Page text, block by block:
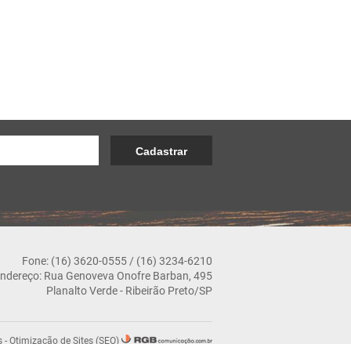
Fone: (16) 3620-0555 / (16) 3234-6210
Rua Genoveva Onofre Barban, 495
Planalto Verde - Ribeirão Preto/SP
- Otimização de Sites (SEO)